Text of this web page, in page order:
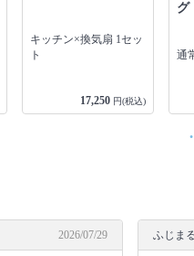
キッチン×換気扇 1セッ
ト
17,250 円(税込)
グ
通
2026/07/29 ふじま